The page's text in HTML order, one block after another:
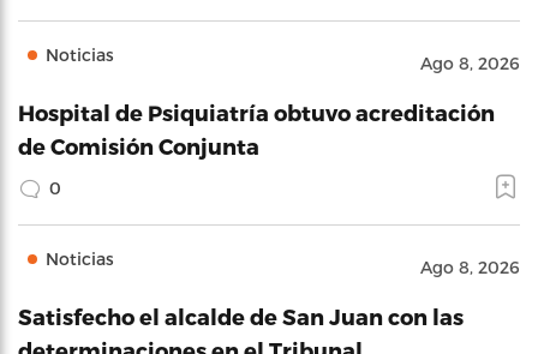
Noticias Ago 8, 2026
Hospital de Psiquiatría obtuvo acreditación
de Comisión Conjunta
0
Noticias Ago 8, 2026
Satisfecho el alcalde de San Juan con las